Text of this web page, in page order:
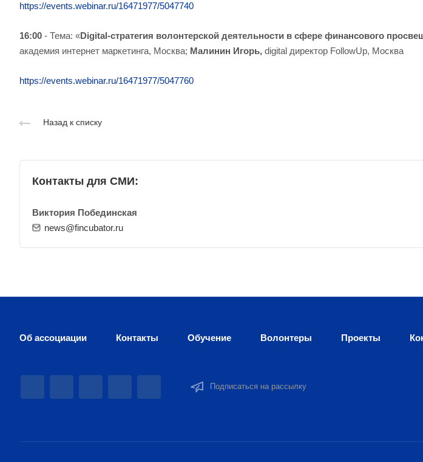
https://events.webinar.ru/16471977/5047740
16:00 - Тема: «Digital-стратегия волонтерской деятельности в сфере финансового
академия интернет маркетинга, Москва; Малинин Игорь, digital директор FollowUp, Москва
https://events.webinar.ru/16471977/5047760
Назад к списку
Контакты для СМИ:
Виктория Побединская
news@fincubator.ru
Об ассоциации Контакты Обучение Волонтеры Проекты
Подписаться на рассылку